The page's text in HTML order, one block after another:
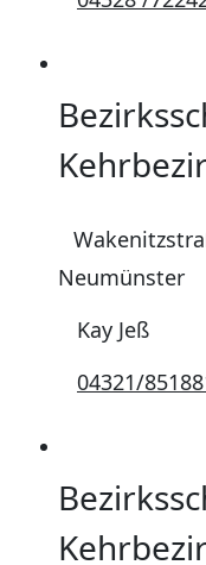
Neumünster
Kay Jeß
04321/